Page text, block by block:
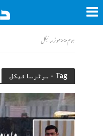
ہوم<<موٹرسائیکل
Tag - موٹرسائیکل